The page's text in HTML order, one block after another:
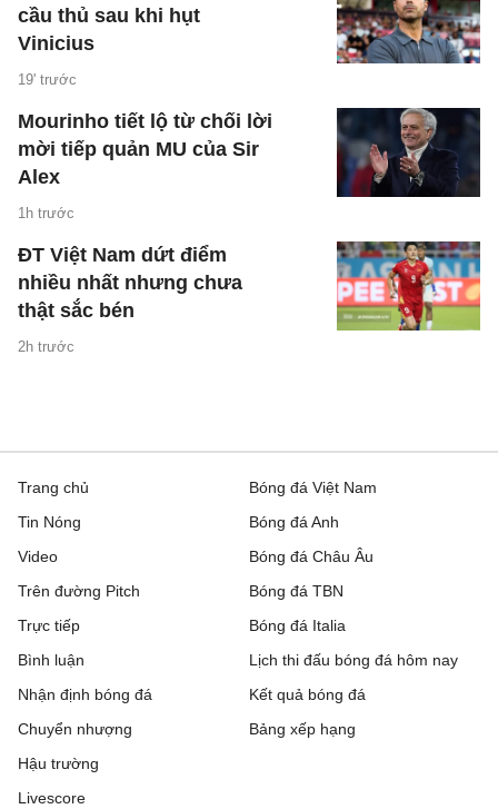
cầu thủ sau khi hụt
Vinicius
19' trước
Mourinho tiết lộ từ chối lời
mời tiếp quản MU của Sir
Alex
1h trước
ĐT Việt Nam dứt điểm
nhiều nhất nhưng chưa
thật sắc bén
2h trước
Trang chủ
Tin Nóng
Video
Trên đường Pitch
Trực tiếp
Bóng đá Việt Nam
Bóng đá Anh
Bóng đá Châu Âu
Bóng đá TBN
Bóng đá Italia
Bình luận
Nhận định bóng đá
Chuyển nhượng
Hậu trường
Livescore
Lịch thi đấu bóng đá hôm nay
Kết quả bóng đá
Bảng xếp hạng